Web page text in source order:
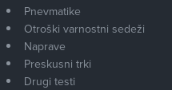
Pnevmatike
Otroški varnostni sedeži
Naprave
Preskusni trki
Drugi testi